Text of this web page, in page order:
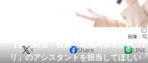
教育・育児
リサーチ
【会社経営・役員・金融関係者が選ぶ
リ」のアシスタントを担当してほしい
画像：写
X Share LINE